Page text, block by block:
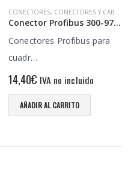
CONECTORES, CONECTORES Y CABLES
Conector Profibus 300-972-BA1000
Conectores Profibus para
cuadr…
14,40€ IVA no incluido
AÑADIR AL CARRITO